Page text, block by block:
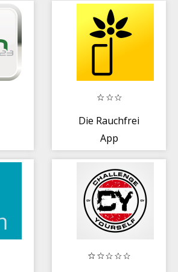
Die Rauchfrei
App